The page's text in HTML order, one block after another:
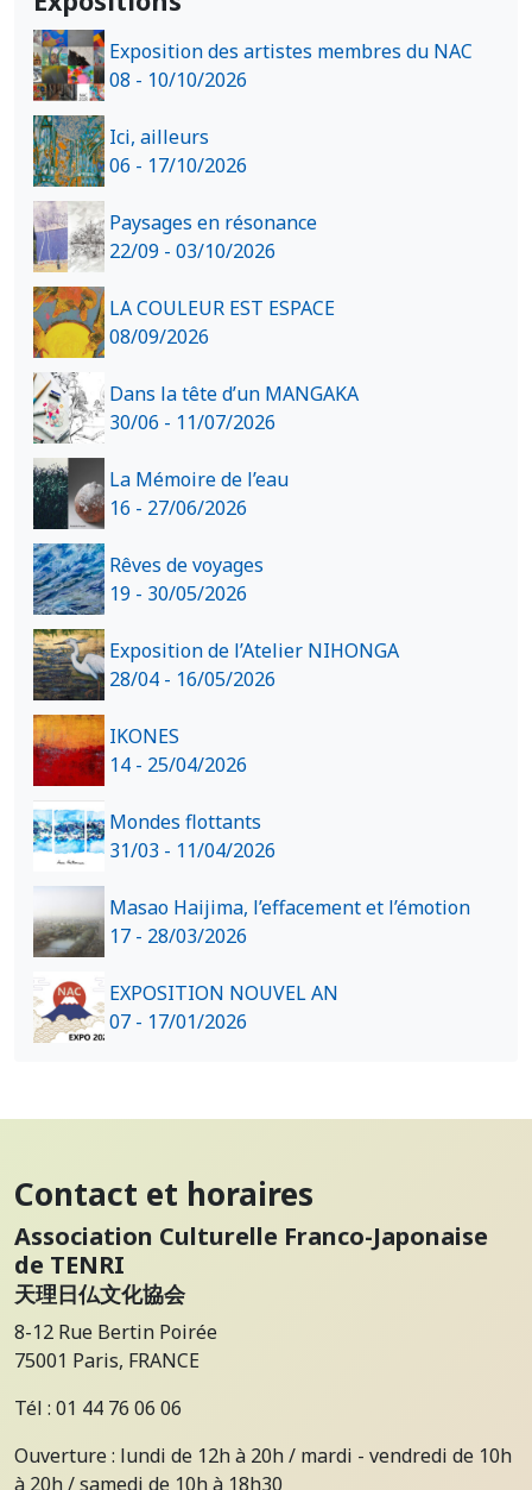
Exposition des artistes membres du NAC
08 - 10/10/2026
Ici, ailleurs
06 - 17/10/2026
Paysages en résonance
22/09 - 03/10/2026
LA COULEUR EST ESPACE
08/09/2026
Dans la tête d’un MANGAKA
30/06 - 11/07/2026
La Mémoire de l’eau
16 - 27/06/2026
Rêves de voyages
19 - 30/05/2026
Exposition de l’Atelier NIHONGA
28/04 - 16/05/2026
IKONES
14 - 25/04/2026
Mondes flottants
31/03 - 11/04/2026
Masao Haijima, l’effacement et l’émotion
17 - 28/03/2026
EXPOSITION NOUVEL AN
07 - 17/01/2026
Contact et horaires
Association Culturelle Franco-Japonaise
de TENRI
天理日仏文化協会
8-12 Rue Bertin Poirée
75001 Paris, FRANCE
Tél : 01 44 76 06 06
Ouverture : lundi de 12h à 20h / mardi - vendredi de 10h
à 20h / samedi de 10h à 18h30